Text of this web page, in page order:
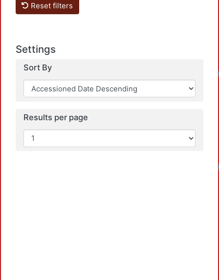
Reset filters
Settings
Sort By
Results per page